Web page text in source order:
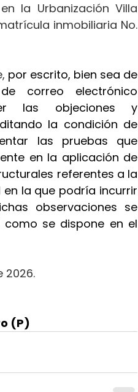
la Urbanización Villa
inmobiliaria No.
por escrito, bien sea de
las objeciones y
la condición de
las pruebas que
en la aplicación de
referentes a la
la que podría incurrir
observaciones se
se dispone en el
2026.
(P)